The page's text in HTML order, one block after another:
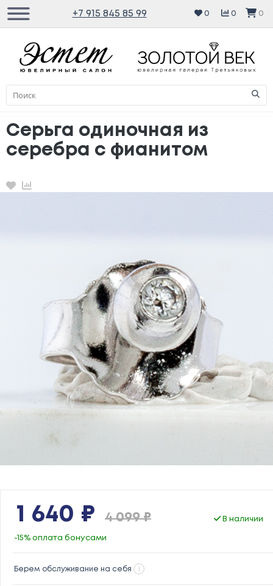
+7 915 845 85 99 0 0 0
Серьга одиночная из
серебра с фианитом
Избранное
Сравнение
1 640 ₽ 4 099 ₽ В наличии
-15% оплата бонусами
Берем обслуживание на себя i